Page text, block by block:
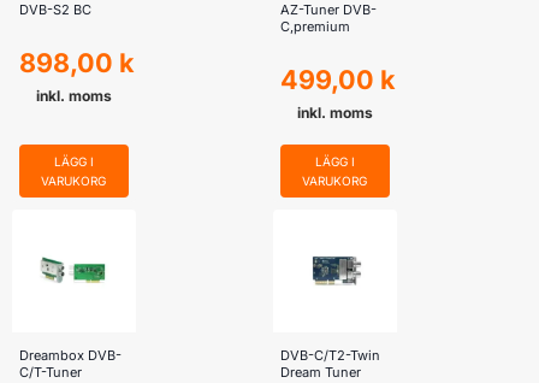
DVB-S2 BC
898,00 kr
inkl. moms
LÄGG I
VARUKORG
AZ-Tuner DVB-
C,premium
499,00 kr
inkl. moms
LÄGG I
VARUKORG
Dreambox DVB-
C/T-Tuner
DVB-C/T2-Twin
Dream Tuner